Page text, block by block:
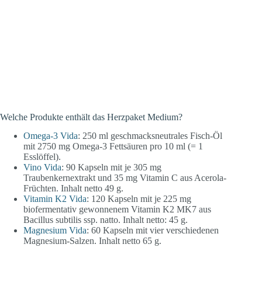
Welche Produkte enthält das Herzpaket Medium?
Omega-3 Vida: 250 ml geschmacksneutrales Fisch-Öl
mit 2750 mg Omega-3 Fettsäuren pro 10 ml (= 1
Esslöffel).
Vino Vida: 90 Kapseln mit je 305 mg
Traubenkernextrakt und 35 mg Vitamin C aus Acerola-
Früchten. Inhalt netto 49 g.
Vitamin K2 Vida: 120 Kapseln mit je 225 mg
biofermentativ gewonnenem Vitamin K2 MK7 aus
Bacillus subtilis ssp. natto. Inhalt netto: 45 g.
Magnesium Vida: 60 Kapseln mit vier verschiedenen
Magnesium-Salzen. Inhalt netto 65 g.